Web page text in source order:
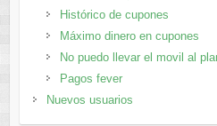
Histórico de cupones
Máximo dinero en cupones
No puedo llevar el movil al
Pagos fever
Nuevos usuarios